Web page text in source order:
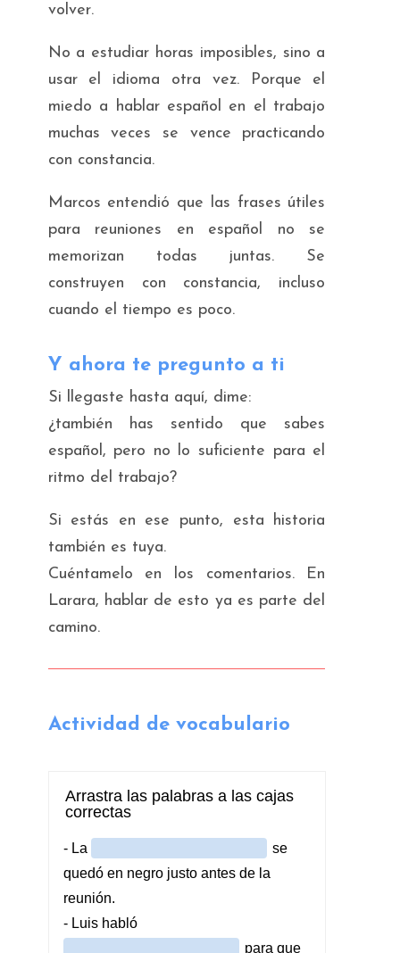
volver.
No a estudiar horas imposibles, sino a
usar el idioma otra vez. Porque el
miedo a hablar español en el trabajo
muchas veces se vence practicando
con constancia.
Marcos entendió que las frases útiles
para reuniones en español no se
memorizan todas juntas. Se
construyen con constancia, incluso
cuando el tiempo es poco.
Y ahora te pregunto a ti
Si llegaste hasta aquí, dime:
¿también has sentido que sabes
español, pero no lo suficiente para el
ritmo del trabajo?
Si estás en ese punto, esta historia
también es tuya.
Cuéntamelo en los comentarios. En
Larara, hablar de esto ya es parte del
camino.
Actividad de vocabulario